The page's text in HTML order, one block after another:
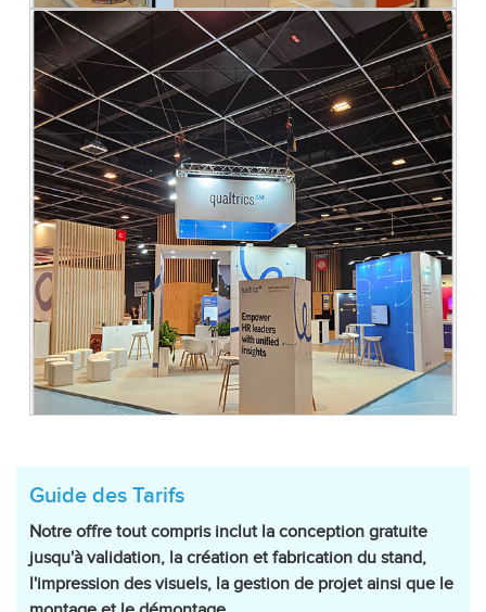
Guide des Tarifs
Notre offre tout compris inclut la conception gratuite
jusqu'à validation, la création et fabrication du stand,
l'impression des visuels, la gestion de projet ainsi que le